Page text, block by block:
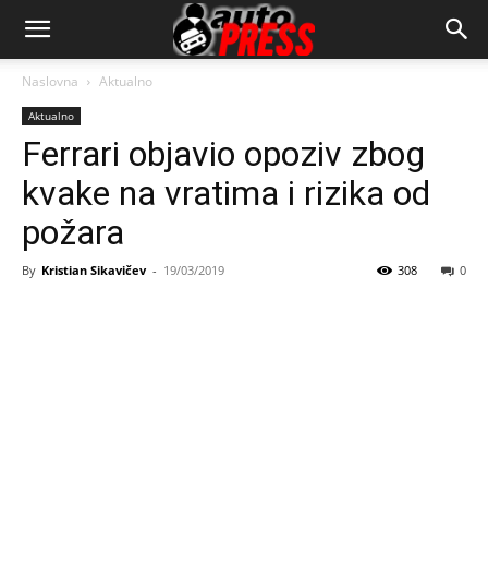
AutopressHR
Naslovna Aktualno
Aktualno
Ferrari objavio opoziv zbog
kvake na vratima i rizika od
požara
By Kristian Sikavičev - 19/03/2019 0
308